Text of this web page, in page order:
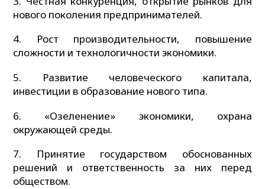
нового поколения предпринимателей.
4. Рост производительности, повышение
сложности и технологичности экономики.
5. Развитие человеческого капитала,
инвестиции в образование нового типа.
6. «Озеленение» экономики, охрана
окружающей среды.
7. Принятие государством обоснованных
решений и ответственность за них перед
обществом.